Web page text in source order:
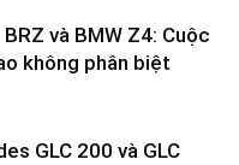
và BMW Z4: Cuộc
không phân biệt
GLC 200 và GLC